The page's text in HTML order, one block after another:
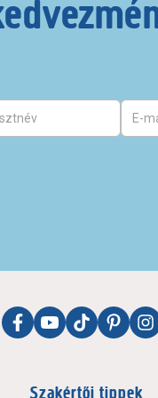
Szakértői tippek